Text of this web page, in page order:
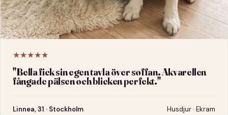
★★★★★
"Bella fick sin egen tavla över soffan. Akvarellen
fångade pälsen och blicken perfekt."
Linnea, 31 · Stockholm Husdjur · Ekram